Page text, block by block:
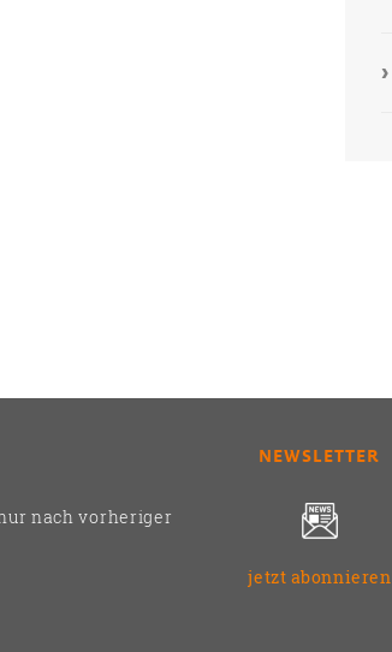
nach vorheriger
NEWSLETTER
jetzt abonnieren